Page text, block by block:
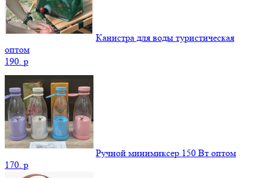
Канистра для воды туристическая
оптом
190. p
Ручной минимиксер 150 Вт оптом
170. p